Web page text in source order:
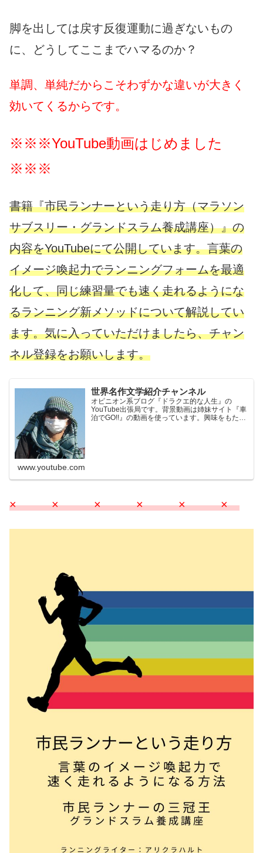
脚を出しては戻す反復運動に過ぎないもの
に、どうしてここまでハマるのか？
単調、単純だからこそわずかな違いが大きく
効いてくるからです。
※※※YouTube動画はじめました
※※※
書籍『市民ランナーという走り方（マラソン
サブスリー・グランドスラム養成講座）』の
内容をYouTubeにて公開しています。言葉の
イメージ喚起力でランニングフォームを最適
化して、同じ練習量でも速く走れるようにな
るランニング新メソッドについて解説してい
ます。気に入っていただけましたら、チャン
ネル登録をお願いします。
世界名作文学紹介チャンネル
オピニオン系ブログ『ドラクエ的な人生』の
YouTube出張局です。背景動画は姉妹サイト『車
泊でGO!!』の動画を使っています。興味をもたれ
www.youtube.com
× × × × × ×